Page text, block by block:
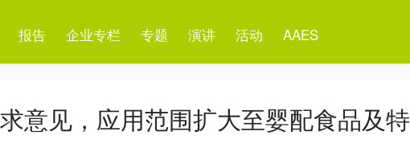
报告 企业专栏 专题 演讲 活动 AAES
意见，应用范围扩大至婴配食品及特